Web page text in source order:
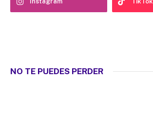
NO TE PUEDES PERDER